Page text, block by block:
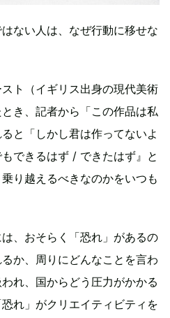
ない人は、なぜ行動に移せな
スト（イギリス出身の現代美術
き、記者から「この作品は私
と「しかし君は作ってないよ
できるはず / できたはず』と
り越えるべきなのかをいつも
、おそらく「恐れ」があるの
か、周りにどんなことを言わ
れ、国からどう圧力がかかる
れ」がクリエイティビティを